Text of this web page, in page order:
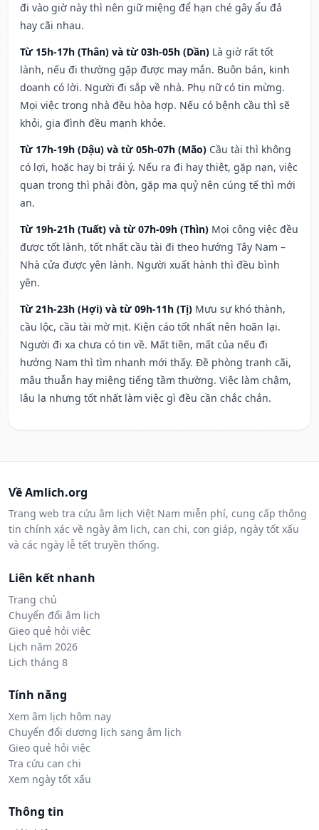
đi vào giờ này thì nên giữ miệng để hạn ché gây ẩu đả
hay cãi nhau.
Từ 15h-17h (Thân) và từ 03h-05h (Dần) Là giờ rất tốt
lành, nếu đi thường gặp được may mắn. Buôn bán, kinh
doanh có lời. Người đi sắp về nhà. Phụ nữ có tin mừng.
Mọi việc trong nhà đều hòa hợp. Nếu có bệnh cầu thì sẽ
khỏi, gia đình đều mạnh khỏe.
Từ 17h-19h (Dậu) và từ 05h-07h (Mão) Cầu tài thì không
có lợi, hoặc hay bị trái ý. Nếu ra đi hay thiệt, gặp nạn, việc
quan trọng thì phải đòn, gặp ma quỷ nên cúng tế thì mới
an.
Từ 19h-21h (Tuất) và từ 07h-09h (Thìn) Mọi công việc đều
được tốt lành, tốt nhất cầu tài đi theo hướng Tây Nam –
Nhà cửa được yên lành. Người xuất hành thì đều bình
yên.
Từ 21h-23h (Hợi) và từ 09h-11h (Tị) Mưu sự khó thành,
cầu lộc, cầu tài mờ mịt. Kiện cáo tốt nhất nên hoãn lại.
Người đi xa chưa có tin về. Mất tiền, mất của nếu đi
hướng Nam thì tìm nhanh mới thấy. Đề phòng tranh cãi,
mâu thuẫn hay miệng tiếng tầm thường. Việc làm chậm,
lâu la nhưng tốt nhất làm việc gì đều cần chắc chắn.
Về Amlich.org
Trang web tra cứu âm lịch Việt Nam miễn phí, cung cấp thông
tin chính xác về ngày âm lịch, can chi, con giáp, ngày tốt xấu
và các ngày lễ tết truyền thống.
Liên kết nhanh
Trang chủ
Chuyển đổi âm lịch
Gieo quẻ hỏi việc
Lịch năm 2026
Lịch tháng 8
Tính năng
Xem âm lịch hôm nay
Chuyển đổi dương lịch sang âm lịch
Gieo quẻ hỏi việc
Tra cứu can chi
Xem ngày tốt xấu
Thông tin